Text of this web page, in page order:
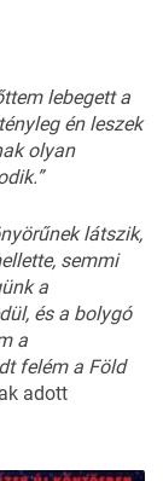
lebegett a
én leszek
olyan
látszik,
semmi
a
és a bolygó
a
felém a Föld
adott